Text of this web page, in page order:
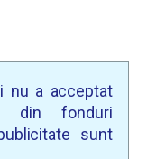
nu a acceptat
din fonduri
sunt